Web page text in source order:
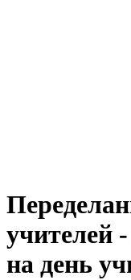
учителей
на день